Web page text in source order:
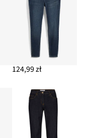
124,99 zł